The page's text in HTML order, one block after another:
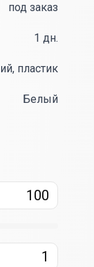
под заказ
1 дн.
пластик
Белый